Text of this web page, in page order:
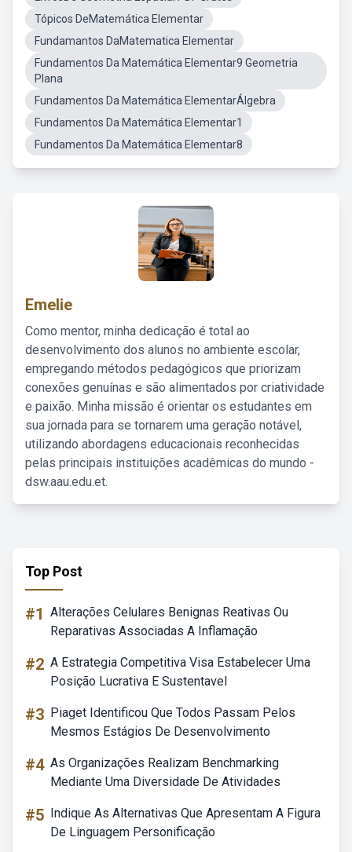
Tópicos DeMatemática Elementar
Fundamantos DaMatematica Elementar
Fundamentos Da Matemática Elementar9 Geometria
Plana
Fundamentos Da Matemática ElementarÁlgebra
Fundamentos Da Matemática Elementar1
Fundamentos Da Matemática Elementar8
Emelie
Como mentor, minha dedicação é total ao
desenvolvimento dos alunos no ambiente escolar,
empregando métodos pedagógicos que priorizam
conexões genuínas e são alimentados por criatividade
e paixão. Minha missão é orientar os estudantes em
sua jornada para se tornarem uma geração notável,
utilizando abordagens educacionais reconhecidas
pelas principais instituições acadêmicas do mundo -
dsw.aau.edu.et.
Top Post
#1 Alterações Celulares Benignas Reativas Ou
Reparativas Associadas A Inflamação
#2 A Estrategia Competitiva Visa Estabelecer Uma
Posição Lucrativa E Sustentavel
#3 Piaget Identificou Que Todos Passam Pelos
Mesmos Estágios De Desenvolvimento
#4 As Organizações Realizam Benchmarking
Mediante Uma Diversidade De Atividades
#5 Indique As Alternativas Que Apresentam A Figura
De Linguagem Personificação